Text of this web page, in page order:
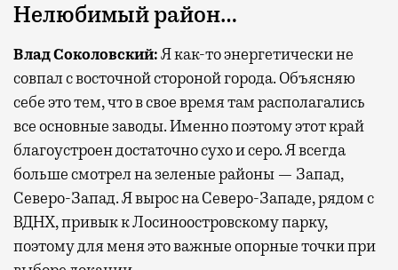
Нелюбимый район…
Влад Соколовский:Я как-то энергетически не
совпал с восточной стороной города. Объясняю
себе это тем, что в свое время там располагались
все основные заводы. Именно поэтому этот край
благоустроен достаточно сухо и серо. Я всегда
больше смотрел на зеленые районы — Запад,
Северо-Запад. Я вырос на Северо-Западе, рядом с
ВДНХ, привык к Лосиноостровскому парку,
поэтому для меня это важные опорные точки при